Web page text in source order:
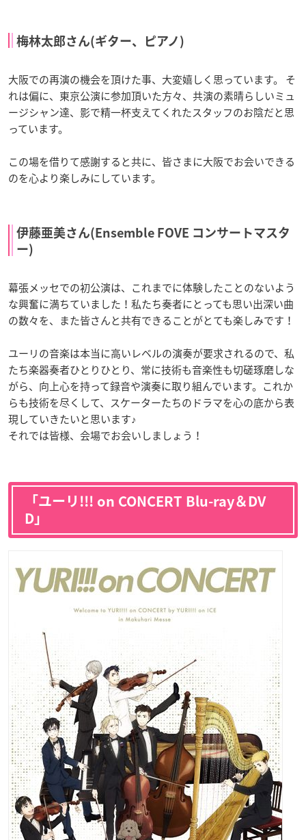
梅林太郎さん(ギター、ピアノ)
大阪での再演の機会を頂けた事、大変嬉しく思っています。 そ
れは偏に、東京公演に参加頂いた方々、共演の素晴らしいミュ
ージシャン達、影で精一杯支えてくれたスタッフのお陰だと思
っています。
この場を借りて感謝すると共に、皆さまに大阪でお会いできる
のを心より楽しみにしています。
伊藤亜美さん(Ensemble FOVE コンサートマスタ
ー)
幕張メッセでの初公演は、これまでに体験したことのないよう
な興奮に満ちていました！私たち奏者にとっても思い出深い曲
の数々を、また皆さんと共有できることがとても楽しみです！
ユーリの音楽は本当に高いレベルの演奏が要求されるので、私
たち楽器奏者ひとりひとり、常に技術も音楽性も切磋琢磨しな
がら、向上心を持って録音や演奏に取り組んでいます。これか
らも技術を尽くして、スケーターたちのドラマを心の底から表
現していきたいと思います♪
それでは皆様、会場でお会いしましょう！
「ユーリ!!! on CONCERT Blu-ray＆DV
D」